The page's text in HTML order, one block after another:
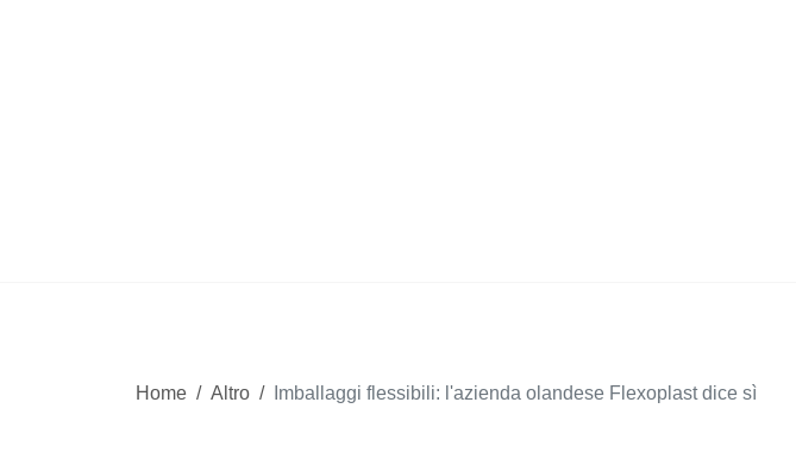
Home / Altro / Imballaggi flessibili: l'azienda olandese Flexoplast dice sì